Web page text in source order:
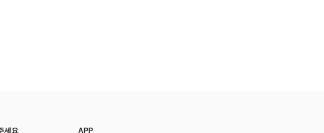
세요 APP